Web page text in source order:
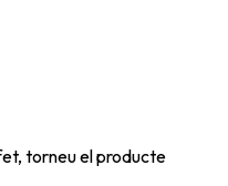
torneu el producte